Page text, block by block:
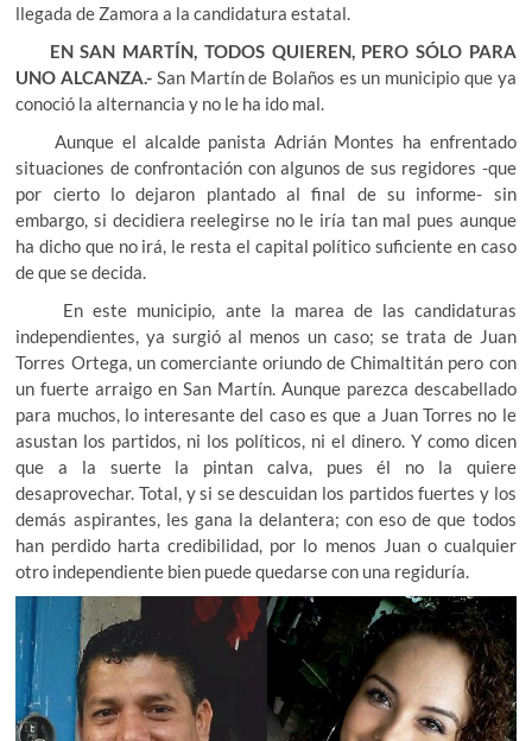
llegada de Zamora a la candidatura estatal.
EN SAN MARTÍN, TODOS QUIEREN, PERO SÓLO PARA
UNO ALCANZA.- San Martín de Bolaños es un municipio que ya
conoció la alternancia y no le ha ido mal.
Aunque el alcalde panista Adrián Montes ha enfrentado
situaciones de confrontación con algunos de sus regidores -que
por cierto lo dejaron plantado al final de su informe- sin
embargo, si decidiera reelegirse no le iría tan mal pues aunque
ha dicho que no irá, le resta el capital político suficiente en caso
de que se decida.
En este municipio, ante la marea de las candidaturas
independientes, ya surgió al menos un caso; se trata de Juan
Torres Ortega, un comerciante oriundo de Chimaltitán pero con
un fuerte arraigo en San Martín. Aunque parezca descabellado
para muchos, lo interesante del caso es que a Juan Torres no le
asustan los partidos, ni los políticos, ni el dinero. Y como dicen
que a la suerte la pintan calva, pues él no la quiere
desaprovechar. Total, y si se descuidan los partidos fuertes y los
demás aspirantes, les gana la delantera; con eso de que todos
han perdido harta credibilidad, por lo menos Juan o cualquier
otro independiente bien puede quedarse con una regiduría.